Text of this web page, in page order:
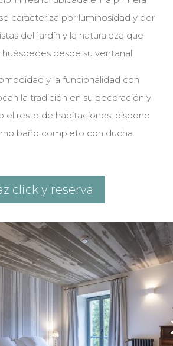
caracteriza por luminosidad y por
del jardín y la naturaleza que
huéspedes desde su ventanal.
y la funcionalidad con
la tradición en su decoración y
el resto de habitaciones, dispone
baño completo con ducha.
click y reserva